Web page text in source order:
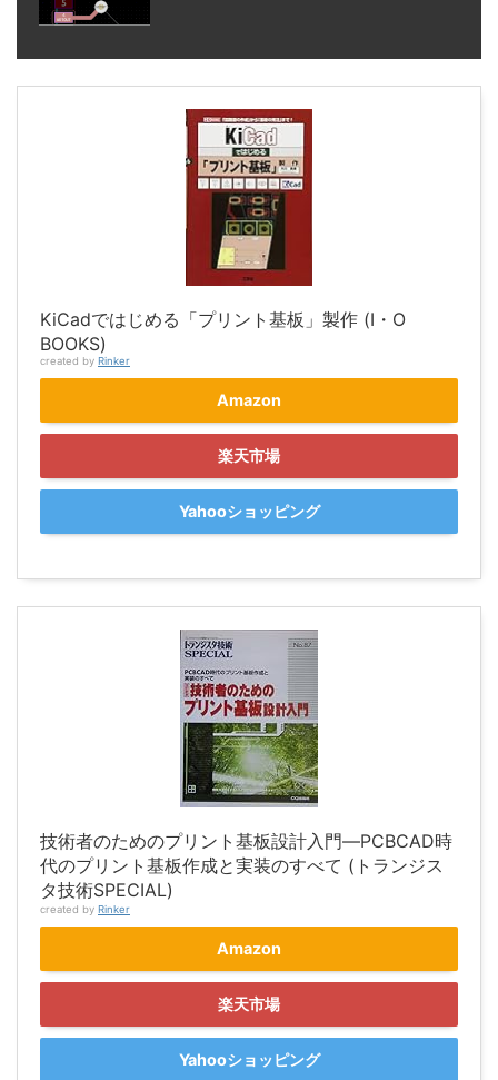
KiCadではじめる「プリント基板」製作 (I・O
BOOKS)
created by Rinker
Amazon
楽天市場
Yahooショッピング
技術者のためのプリント基板設計入門―PCBCAD時
代のプリント基板作成と実装のすべて (トランジス
タ技術SPECIAL)
created by Rinker
Amazon
楽天市場
Yahooショッピング